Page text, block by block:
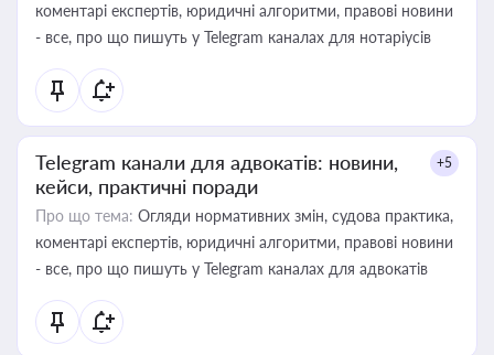
коментарі експертів, юридичні алгоритми, правові новини
- все, про що пишуть у Telegram каналах для нотаріусів
Telegram канали для адвокатів: новини,
кейси, практичні поради
+5
Про що тема: Огляди нормативних змін, судова практика,
коментарі експертів, юридичні алгоритми, правові новини
- все, про що пишуть у Telegram каналах для адвокатів